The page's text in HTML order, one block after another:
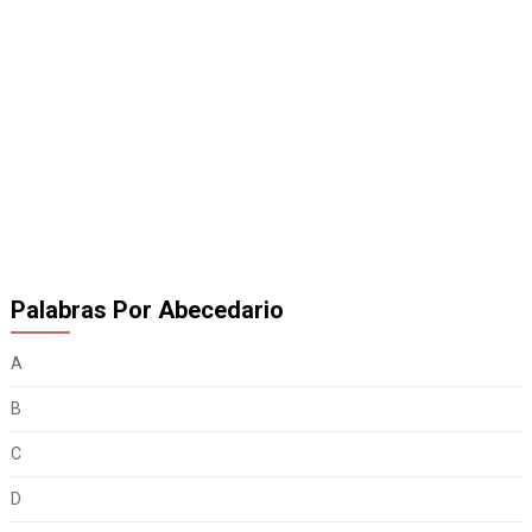
Palabras Por Abecedario
A
B
C
D